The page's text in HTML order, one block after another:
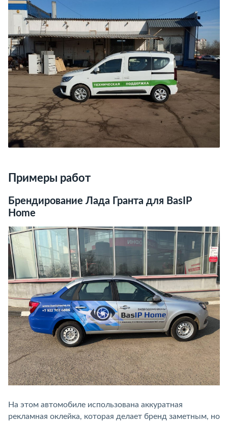
Примеры работ
Брендирование Лада Гранта для BasIP
Home
На этом автомобиле использована аккуратная
рекламная оклейка, которая делает бренд заметным, но